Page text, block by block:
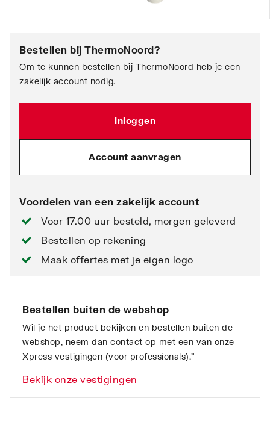
Bestellen bij ThermoNoord?
Om te kunnen bestellen bij ThermoNoord heb je een
zakelijk account nodig.
Inloggen
Account aanvragen
Voordelen van een zakelijk account
Voor 17.00 uur besteld, morgen geleverd
Bestellen op rekening
Maak offertes met je eigen logo
Bestellen buiten de webshop
Wil je het product bekijken en bestellen buiten de
webshop, neem dan contact op met een van onze
Xpress vestigingen (voor professionals).”
Bekijk onze vestigingen